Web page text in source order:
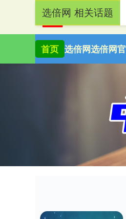
首页 选倍网选倍网
选倍网 相关话题